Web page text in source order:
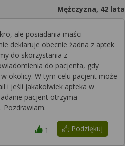
Mężczyzna, 42 lata
ale posiadania maści
deklaruje obecnie żadna z aptek
do skorzystania z
do pacjenta, gdy
okolicy. W tym celu pacjent może
i jeśli jakakolwiek apteka w
pacjent otrzyma
Pozdrawiam.
Podziękuj
1